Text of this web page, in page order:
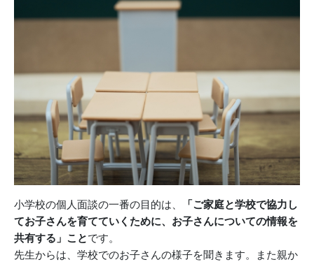
小学校の個人面談の一番の目的は、
「ご家庭と学校で協力し
てお子さんを育てていくために、お子さんについての情報を
共有する」ことです。
先生からは、学校でのお子さんの様子を聞きます。また親か